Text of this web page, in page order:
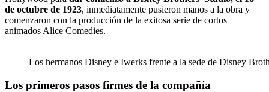
de octubre de 1923, inmediatamente pusieron manos a la obra y
comenzaron con la producción de la exitosa serie de cortos
animados Alice Comedies.
Los hermanos Disney e Iwerks frente a la sede de Disney
Los primeros pasos firmes de la compañía